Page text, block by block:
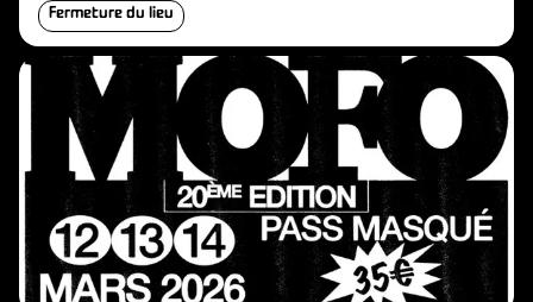
Fermeture du lieu